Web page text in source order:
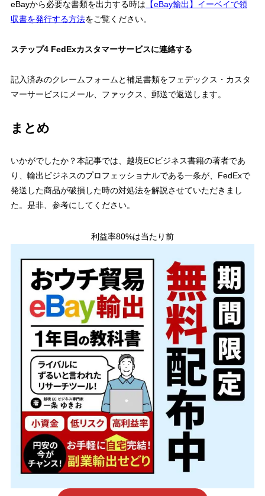
eBayから必要な書類を出力する時は 【eBay輸出】イーベイで領
収書を発行する方法をご覧ください。
ステップ4 FedExカスタマーサービスに連絡する
記入済みのクレームフォームと補足書類をフェデックス・カスタ
マーサービスにメール、ファックス、郵送で返送します。
まとめ
いかがでしたか？本記事では、越境ECビジネス書籍の著者であ
り、輸出ビジネスのプロフェッショナルである一条が、FedExで
発送した商品が破損した時の対処法を解説させていただきまし
た。是非、参考にしてください。
利益率80%は当たり前